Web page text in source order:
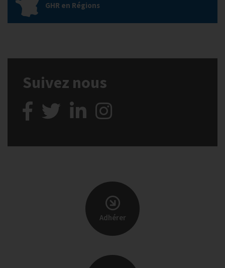
GHR en Régions
Suivez nous
Adhérer